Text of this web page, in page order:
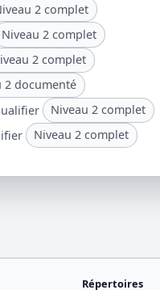
2 complet
Niveau 2 complet
2 complet
2 documenté
Niveau 2 complet
Niveau 2 complet
Répertoires